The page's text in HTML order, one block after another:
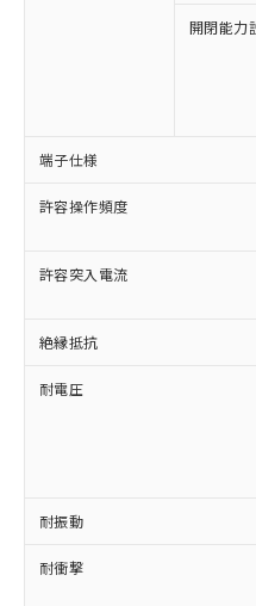
開閉能力
端子仕様
許容操作頻度
許容突入電流
絶縁抵抗
耐電圧
耐振動
耐衝撃
ご利用条件
以下の条件をお読
本サービスは
商品の当社在
(税抜)を提供
当社制御機
本サービス
対応済み：EU
非含有に対応した
す。
対応予定：EU
有に対応した製品
対応予定なし：EU
非含有に非対応の
調査・確認中：EU
非含有の対応状況
非該当品：ライセ
害物質有無と関係
仕入先様の事情に
「○」：最大均質
基準値以下である
「×」：最大均質